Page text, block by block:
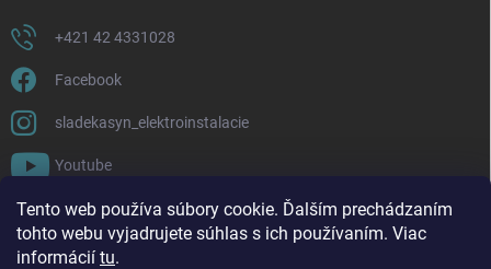
Tento web používa súbory cookie. Ďalším prechádzaním
tohto webu vyjadrujete súhlas s ich používaním. Viac
informácií tu.
+421 42 4331028
Facebook
sladekasyn_elektroinstalacie
Youtube
FACEBOOK